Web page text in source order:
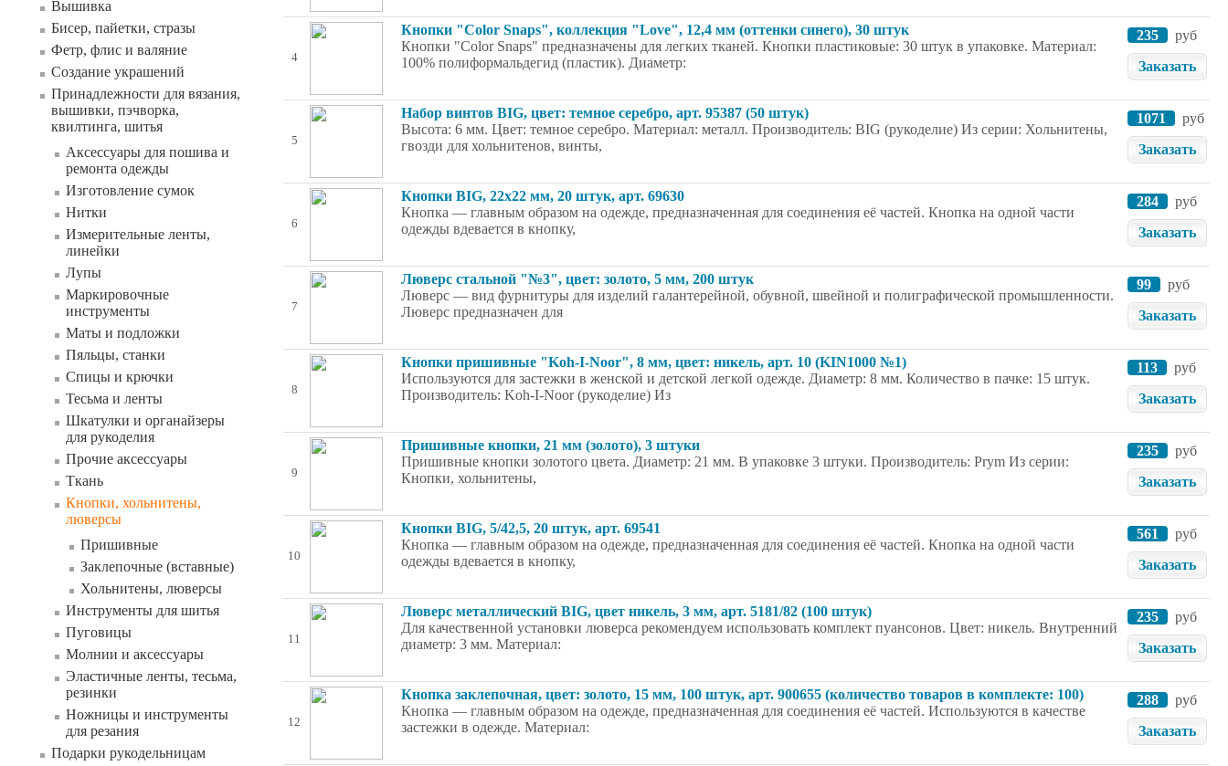
Вышивка
Бисер, пайетки, стразы
Фетр, флис и валяние
Создание украшений
Принадлежности для вязания,
вышивки, пэчворка,
квилтинга, шитья
Аксессуары для пошива и
ремонта одежды
Изготовление сумок
Нитки
Измерительные ленты,
линейки
Лупы
Маркировочные
инструменты
Маты и подложки
Пяльцы, станки
Спицы и крючки
Тесьма и ленты
Шкатулки и органайзеры
для рукоделия
Прочие аксессуары
Ткань
Кнопки, хольнитены,
люверсы
Пришивные
Заклепочные (вставные)
Хольнитены, люверсы
Инструменты для шитья
Пуговицы
Молнии и аксессуары
Эластичные ленты, тесьма,
резинки
Ножницы и инструменты
для резания
Подарки рукодельницам
4
Кнопки "Color Snaps", коллекция "Love", 12,4 мм (оттенки синего), 30 штук
Кнопки "Color Snaps" предназначены для легких тканей. Кнопки пластиковые: 30 штук в упаковке. Материал:
100% полиформальдегид (пластик). Диаметр:
235
руб
Заказать
5
Набор винтов BIG, цвет: темное серебро, арт. 95387 (50 штук)
Высота: 6 мм. Цвет: темное серебро. Материал: металл. Производитель: BIG (рукоделие) Из серии: Хольнитены,
гвозди для хольнитенов, винты,
1071
руб
Заказать
6
Кнопки BIG, 22х22 мм, 20 штук, арт. 69630
Кнопка — главным образом на одежде, предназначенная для соединения её частей. Кнопка на одной части
одежды вдевается в кнопку,
284
руб
Заказать
7
Люверс стальной "№3", цвет: золото, 5 мм, 200 штук
Люверс — вид фурнитуры для изделий галантерейной, обувной, швейной и полиграфической промышленности.
Люверс предназначен для
99
руб
Заказать
8
Кнопки пришивные "Koh-I-Noor", 8 мм, цвет: никель, арт. 10 (KIN1000 №1)
Используются для застежки в женской и детской легкой одежде. Диаметр: 8 мм. Количество в пачке: 15 штук.
Производитель: Koh-I-Noor (рукоделие) Из
113
руб
Заказать
9
Пришивные кнопки, 21 мм (золото), 3 штуки
Пришивные кнопки золотого цвета. Диаметр: 21 мм. В упаковке 3 штуки. Производитель: Prym Из серии:
Кнопки, хольнитены,
235
руб
Заказать
10
Кнопки BIG, 5/42,5, 20 штук, арт. 69541
Кнопка — главным образом на одежде, предназначенная для соединения её частей. Кнопка на одной части
одежды вдевается в кнопку,
561
руб
Заказать
11
Люверс металлический BIG, цвет никель, 3 мм, арт. 5181/82 (100 штук)
Для качественной установки люверса рекомендуем использовать комплект пуансонов. Цвет: никель. Внутренний
диаметр: 3 мм. Материал:
235
руб
Заказать
12
Кнопка заклепочная, цвет: золото, 15 мм, 100 штук, арт. 900655 (количество товаров в комплекте: 100)
Кнопка — главным образом на одежде, предназначенная для соединения её частей. Используются в качестве
застежки в одежде. Материал:
288
руб
Заказать